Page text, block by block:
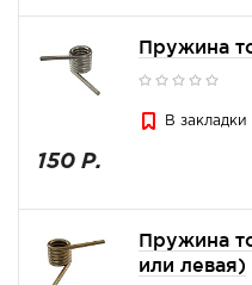
Пружина
В закладки
150 Р.
Пружина
или левая)